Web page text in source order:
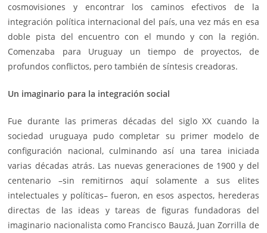
cosmovisiones y encontrar los caminos efectivos de la
integración política internacional del país, una vez más en esa
doble pista del encuentro con el mundo y con la región.
Comenzaba para Uruguay un tiempo de proyectos, de
profundos conflictos, pero también de síntesis creadoras.
Un imaginario para la integración social
Fue durante las primeras décadas del siglo XX cuando la
sociedad uruguaya pudo completar su primer modelo de
configuración nacional, culminando así una tarea iniciada
varias décadas atrás. Las nuevas generaciones de 1900 y del
centenario –sin remitirnos aquí solamente a sus elites
intelectuales y políticas– fueron, en esos aspectos, herederas
directas de las ideas y tareas de figuras fundadoras del
imaginario nacionalista como Francisco Bauzá, Juan Zorrilla de